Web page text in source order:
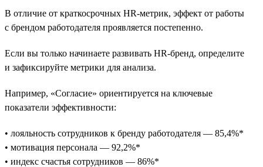
В отличие от краткосрочных HR-метрик, эффект от работы
с брендом работодателя проявляется постепенно.
Если вы только начинаете развивать HR-бренд, определите
и зафиксируйте метрики для анализа.
Например, «Согласие» ориентируется на ключевые
показатели эффективности:
• лояльность сотрудников к бренду работодателя — 85,4%*
• мотивация персонала — 92,2%*
• индекс счастья сотрудников — 86%*